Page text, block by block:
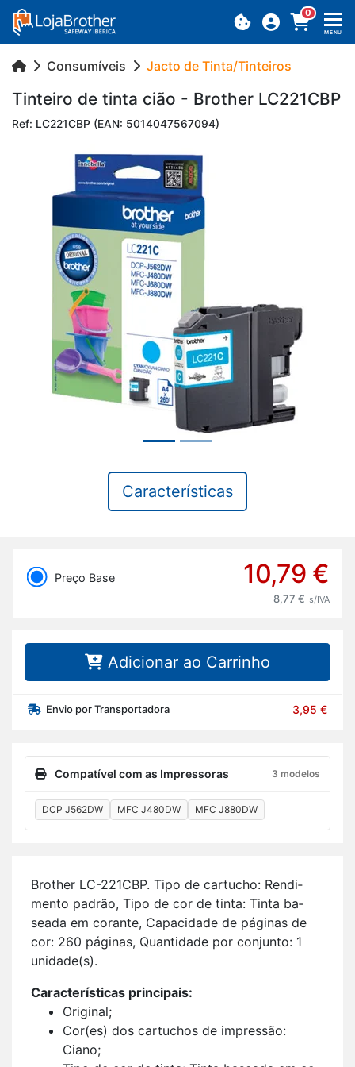
0
MENU
Consumíveis Jacto de Tinta/Tinteiros
Tin­teiro de tinta cião - Brother LC221CBP
Ref: LC221CBP (EAN: 5014047567094)
Previous
Características
Preço Base 10,79 €
8,77 € s/IVA
Adicionar ao Carrinho
Envio por Transportadora 3,95 €
Compatível com as Impressoras 3 modelos
DCP J562DW MFC J480DW MFC J880DW
Brother LC-221CBP. Tipo de car­tucho: Ren­di­
mento pa­drão, Tipo de cor de tinta: Tinta ba­
seada em co­rante, Ca­pa­ci­dade de pá­ginas de
cor: 260 pá­ginas, Quan­ti­dade por con­junto: 1
uni­dade(s).
Ca­rac­te­rís­ticas prin­ci­pais:
Ori­ginal;
Cor(es) dos car­tu­chos de im­pressão:
Ciano;